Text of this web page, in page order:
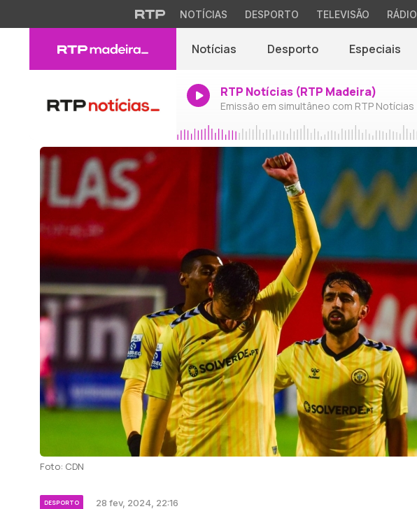
NOTÍCIAS DESPORTO TELEVISÃO RÁDIO
Notícias Desporto Especiais
RTP Notícias (RTP Madeira)
Emissão em simultâneo com RTP Notícias
Foto: CDN
DESPORTO 28 fev, 2024, 22:16